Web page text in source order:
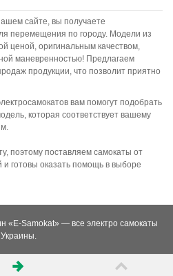
сайте, вы получаете
перемещения по городу. Модели из
ценой, оригинальным качеством,
маневренностью! Предлагаем
продукции, что позволит приятно
вам помогут подобрать
которая соответствует вашему
поэтому поставляем самокаты от
готовы оказать помощь в выборе
«E-Samokat» — все электро самокаты
Украины.